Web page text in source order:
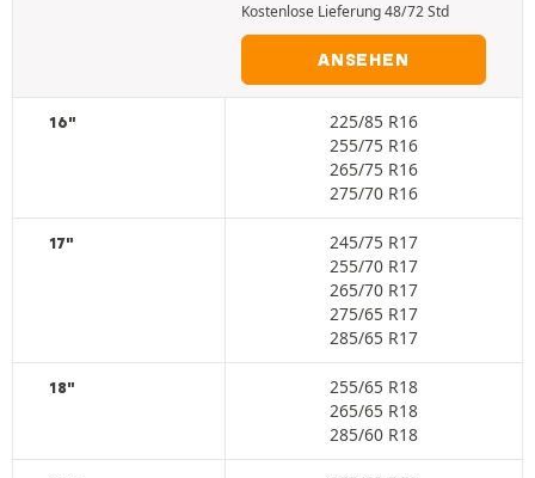
Kostenlose Lieferung 48/72 Std
ANSEHEN
16"
225/85 R16
255/75 R16
265/75 R16
275/70 R16
17"
245/75 R17
255/70 R17
265/70 R17
275/65 R17
285/65 R17
18"
255/65 R18
265/65 R18
285/60 R18